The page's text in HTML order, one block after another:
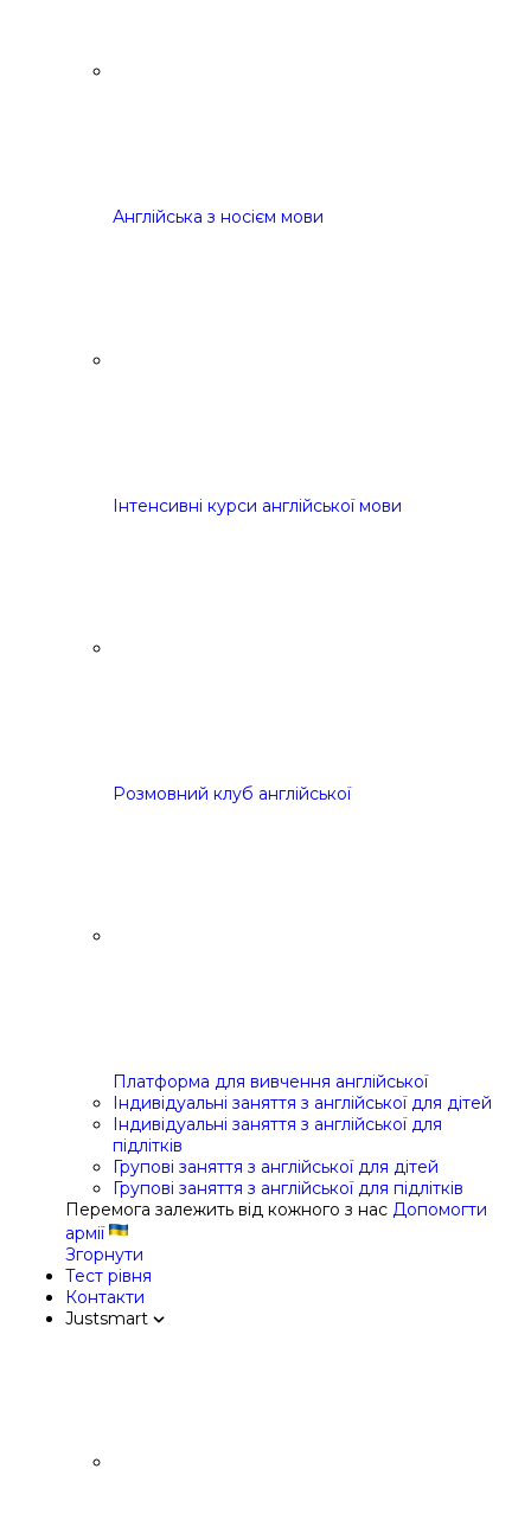
Англійська з носієм мови
Інтенсивні курси англійської мови
Розмовний клуб англійської
Платформа для вивчення англійської
Індивідуальні заняття з англійської для дітей
Індивідуальні заняття з англійської для
підлітків
Групові заняття з англійської для дітей
Групові заняття з англійської для підлітків
Перемога залежить від кожного з нас Допомогти
армії
Згорнути
Тест рівня
Контакти
Justsmart